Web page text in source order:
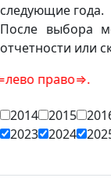
следующие года.
После выбора
отчетности или
2014 2015
2023 2024